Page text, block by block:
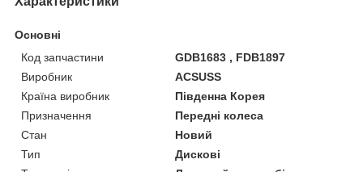
Основні
Код запчастини
GDB1683 , FDB1897
Виробник
ACSUSS
Країна виробник
Південна Корея
Призначення
Передні колеса
Стан
Новий
Тип
Дискові